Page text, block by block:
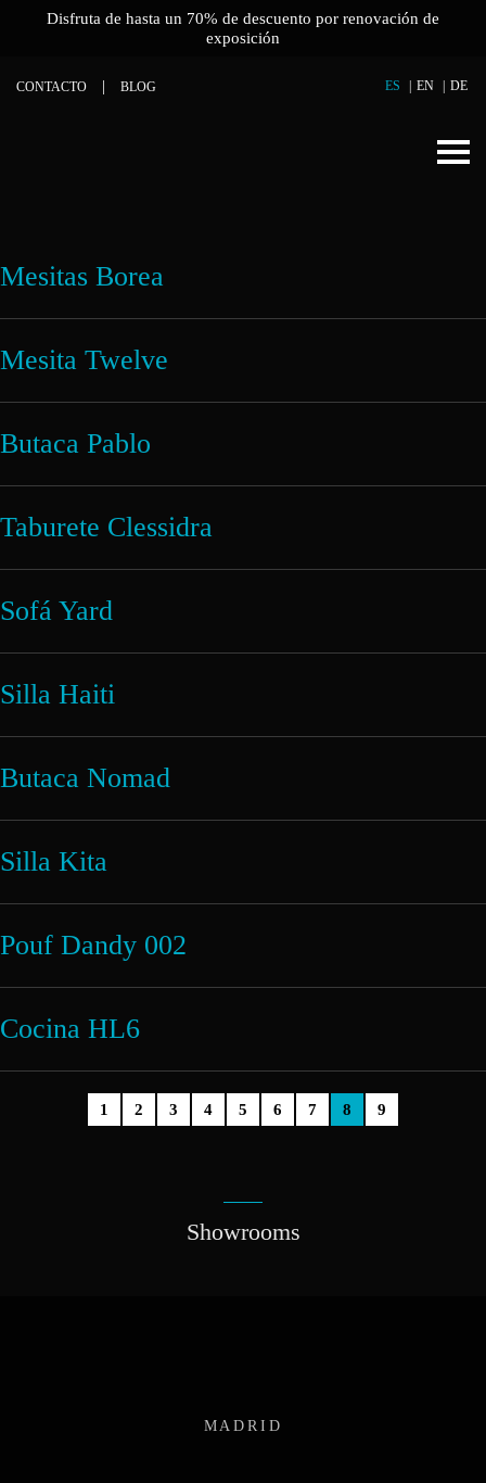
Disfruta de hasta un 70% de descuento por renovación de
exposición
CONTACTO BLOG ES EN DE
Mesitas Borea
Mesita Twelve
Butaca Pablo
Taburete Clessidra
Sofá Yard
Silla Haiti
Butaca Nomad
Silla Kita
Pouf Dandy 002
Cocina HL6
1 2 3 4 5 6 7 8 9
Showrooms
MADRID